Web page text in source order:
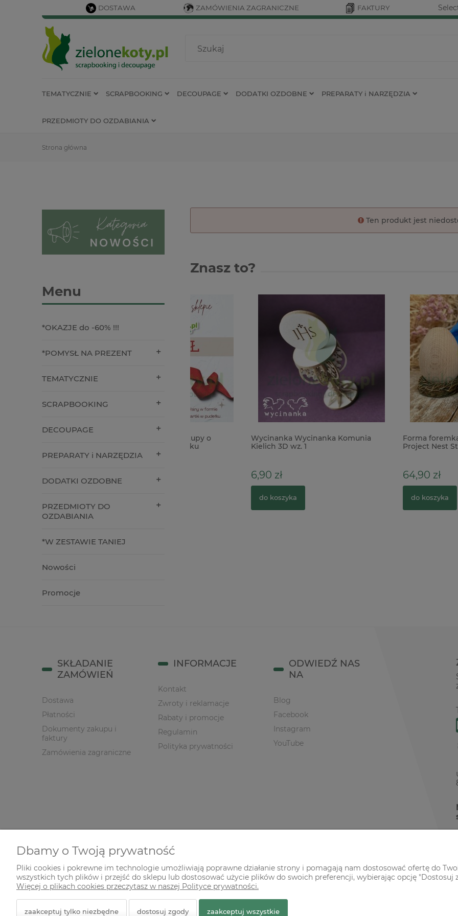
DOSTAWA ZAMÓWIENIA ZAGRANICZNE FAKTURY
TEMATYCZNIE SCRAPBOOKING DECOUPAGE DODATKI OZDOBNE PREPARATY i NARZĘDZIA
PRZEDMIOTY DO OZDABIANIA
Strona główna
Menu
*OKAZJE do -60% !!!
*POMYSŁ NA PREZENT
TEMATYCZNIE
SCRAPBOOKING
DECOUPAGE
PREPARATY i NARZĘDZIA
DODATKI OZDOBNE
PRZEDMIOTY DO
OZDABIANIA
*W ZESTAWIE TANIEJ
Nowości
Promocje
Ten produkt jest
Znasz to?
Wycinanka Wycinanka Komunia
Kielich 3D wz. 1
Forma foremka silikonowa
Project Nest Stands gniazda
SKŁADANIE
ZAMÓWIEŃ
Dostawa
Płatności
Dokumenty zakupu i
faktury
Zamówienia zagraniczne
INFORMACJE
Kontakt
Zwroty i reklamacje
Rabaty i promocje
Regulamin
Polityka prywatności
ODWIEDŹ NAS
NA
Blog
Facebook
Instagram
YouTube
© 2026 zielonekoty.pl. Wszelkie prawa zastrzeżone.
Dbamy o Twoją prywatność
Pliki cookies i pokrewne im technologie umożliwiają poprawne działanie strony i pomagają nam dostosować ofertę do
wszystkich tych plików i przejść do sklepu lub dostosować użycie plików do swoich preferencji, wybierając opcję "Dostosuj
Więcej o plikach cookies przeczytasz w naszej Polityce prywatności.
zaakceptuj tylko niezbędne dostosuj zgody zaakceptuj wszystkie